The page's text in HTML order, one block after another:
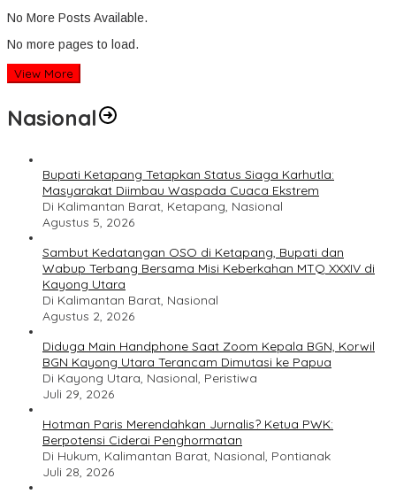
No More Posts Available.
No more pages to load.
View More
Nasional
Bupati Ketapang Tetapkan Status Siaga Karhutla:
Masyarakat Diimbau Waspada Cuaca Ekstrem
Di Kalimantan Barat, Ketapang, Nasional
Agustus 5, 2026
Sambut Kedatangan OSO di Ketapang, Bupati dan
Wabup Terbang Bersama Misi Keberkahan MTQ XXXIV di
Kayong Utara
Di Kalimantan Barat, Nasional
Agustus 2, 2026
Diduga Main Handphone Saat Zoom Kepala BGN, Korwil
BGN Kayong Utara Terancam Dimutasi ke Papua
Di Kayong Utara, Nasional, Peristiwa
Juli 29, 2026
Hotman Paris Merendahkan Jurnalis? Ketua PWK:
Berpotensi Ciderai Penghormatan
Di Hukum, Kalimantan Barat, Nasional, Pontianak
Juli 28, 2026